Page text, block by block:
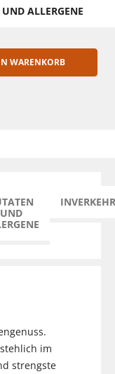
ALLERGENE
WARENKORB
UND
im
strengste